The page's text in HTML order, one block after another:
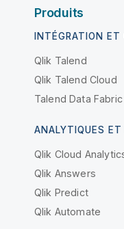
Produits
INTÉGRATION
Qlik Talend
Qlik Talend Cloud
Talend Data Fabric
ANALYTIQUES ET
Qlik Cloud
Qlik Answers
Qlik Predict
Qlik Automate